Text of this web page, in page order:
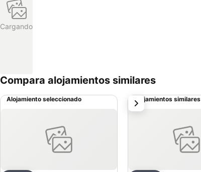
Cargando
Compara alojamientos similares
Alojamiento seleccionado Alojamientos similares
siguiente